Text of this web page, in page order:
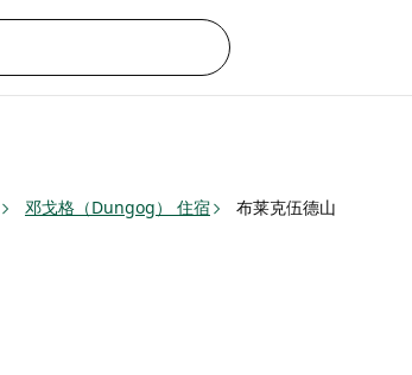
邓戈格（Dungog） 住宿 布莱克伍德山